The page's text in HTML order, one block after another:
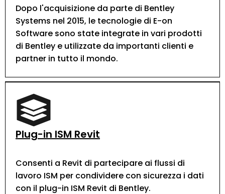
Dopo l'acquisizione da parte di Bentley
Systems nel 2015, le tecnologie di E-on
Software sono state integrate in vari prodotti
di Bentley e utilizzate da importanti clienti e
partner in tutto il mondo.
Plug-in ISM Revit
Consenti a Revit di partecipare ai flussi di
lavoro ISM per condividere con sicurezza i dati
con il plug-in ISM Revit di Bentley.